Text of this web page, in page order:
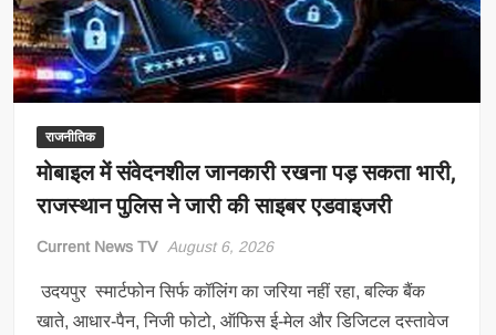
में
जुटे
राजनीतिक
मोबाइल में संवेदनशील जानकारी रखना पड़ सकता भारी,
राजस्थान पुलिस ने जारी की साइबर एडवाइजरी
Current News TV August 6, 2026
उदयपुर स्मार्टफोन सिर्फ कॉलिंग का जरिया नहीं रहा, बल्कि बैंक
खाते, आधार-पैन, निजी फोटो, ऑफिस ई-मेल और डिजिटल दस्तावेज